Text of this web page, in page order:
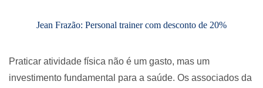
Jean Frazão: Personal trainer com desconto de 20%
Praticar atividade física não é um gasto, mas um
investimento fundamental para a saúde. Os associados da